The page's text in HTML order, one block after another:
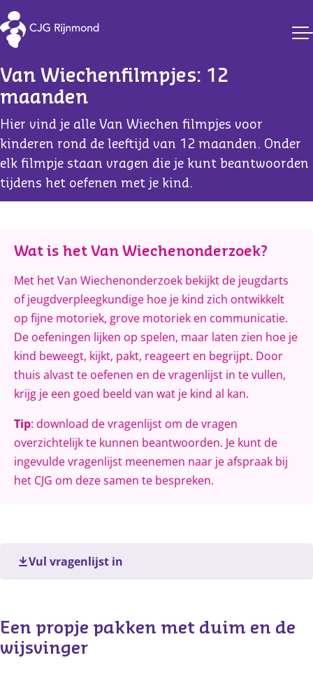
CJG Rijnmond
Van Wiechenfilmpjes: 12
maanden
Hier vind je alle Van Wiechen filmpjes voor
kinderen rond de leeftijd van 12 maanden. Onder
elk filmpje staan vragen die je kunt beantwoorden
tijdens het oefenen met je kind.
Wat is het Van Wiechenonderzoek?
Met het Van Wiechenonderzoek bekijkt de jeugdarts
of jeugdverpleegkundige hoe je kind zich ontwikkelt
op fijne motoriek, grove motoriek en communicatie.
De oefeningen lijken op spelen, maar laten zien hoe je
kind beweegt, kijkt, pakt, reageert en begrijpt. Door
thuis alvast te oefenen en de vragenlijst in te vullen,
krijg je een goed beeld van wat je kind al kan.
Tip: download de vragenlijst om de vragen
overzichtelijk te kunnen beantwoorden. Je kunt de
ingevulde vragenlijst meenemen naar je afspraak bij
het CJG om deze samen te bespreken.
Vul vragenlijst in
Een propje pakken met duim en de
wijsvinger